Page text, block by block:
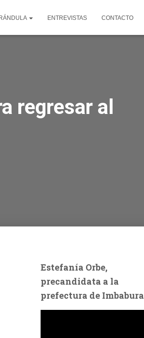
ENTREVISTAS CONTACTO
regresar al
Estefanía Orbe,
precandidata a la
prefectura de Imbabura